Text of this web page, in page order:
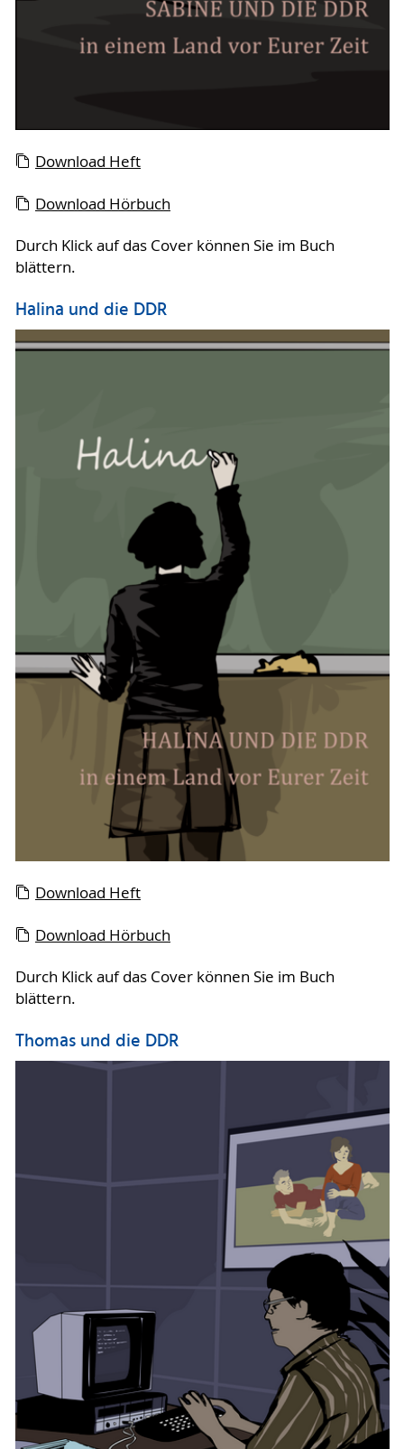
Download Heft
Download Hörbuch
Durch Klick auf das Cover können Sie im Buch
blättern.
Halina und die DDR
Download Heft
Download Hörbuch
Durch Klick auf das Cover können Sie im Buch
blättern.
Thomas und die DDR